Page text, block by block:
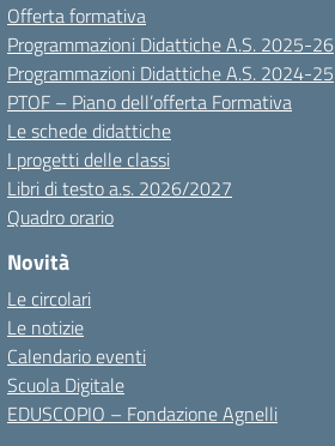
Offerta formativa
Programmazioni Didattiche A.S. 2025-26
Programmazioni Didattiche A.S. 2024-25
PTOF – Piano dell’offerta Formativa
Le schede didattiche
I progetti delle classi
Libri di testo a.s. 2026/2027
Quadro orario
Novità
Le circolari
Le notizie
Calendario eventi
Scuola Digitale
EDUSCOPIO – Fondazione Agnelli